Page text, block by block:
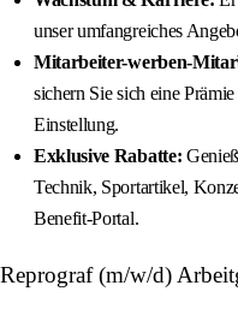
unser umfangreiches
Mitarbeiter-werben-
sichern Sie sich eine
Einstellung.
Exklusive Rabatte:
Technik, Sportartikel,
Benefit-Portal.
Reprograf (m/w/d)